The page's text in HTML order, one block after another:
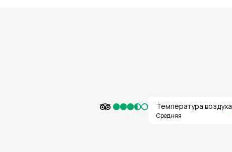
Температура воздуха
Средняя